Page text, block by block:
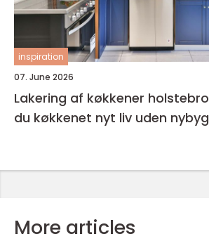
inspiration
07. June 2026
Lakering af køkkener holstebro sådan giver
du køkkenet nyt liv uden nybyg
More articles